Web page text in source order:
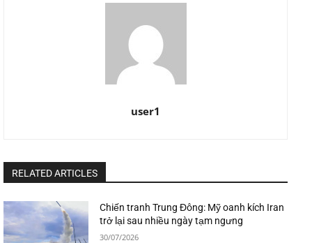
user1
RELATED ARTICLES
Chiến tranh Trung Đông: Mỹ oanh kích Iran
trở lại sau nhiều ngày tạm ngưng
30/07/2026